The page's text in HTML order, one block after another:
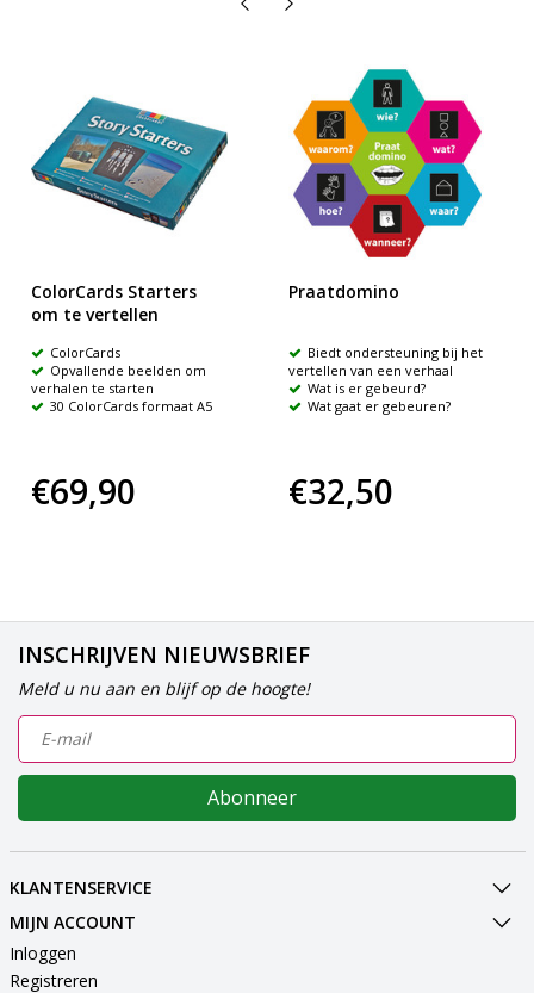
ColorCards Starters
om te vertellen
ColorCards
Opvallende beelden om
verhalen te starten
30 ColorCards formaat A5
€69,90
Praatdomino
Biedt ondersteuning bij het
vertellen van een verhaal
Wat is er gebeurd?
Wat gaat er gebeuren?
€32,50
INSCHRIJVEN NIEUWSBRIEF
Meld u nu aan en blijf op de hoogte!
Abonneer
KLANTENSERVICE
MIJN ACCOUNT
Inloggen
Registreren